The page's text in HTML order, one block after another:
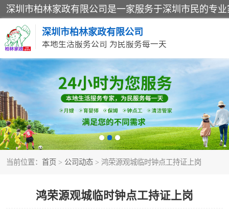
深圳市柏林家政有限公司
本地生活服务公司 为民服务每一天
当前位置： 首页 > 公司动态 > 鸿荣源观城临时钟点工持证上岗
鸿荣源观城临时钟点工持证上岗
家居保洁
家庭保姆